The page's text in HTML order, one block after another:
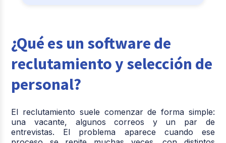
¿Qué es un software de
reclutamiento y selección de
personal?
El reclutamiento suele comenzar de forma simple:
una vacante, algunos correos y un par de
entrevistas. El problema aparece cuando ese